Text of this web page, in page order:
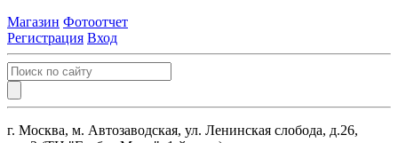
Магазин Фотоотчет
Регистрация Вход
г. Москва, м. Автозаводская, ул. Ленинская слобода, д.26,